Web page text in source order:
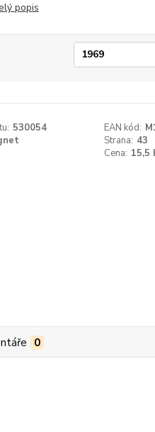
popis
530054 EAN kód:
Strana: 43
Cena: 15,5
0